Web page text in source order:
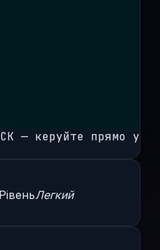
— керуйте прямо у
РівеньЛегкий